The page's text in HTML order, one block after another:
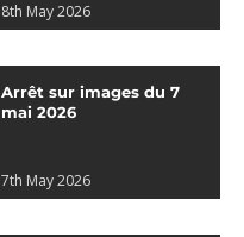
8th May 2026
Arrêt sur images du 7
mai 2026
7th May 2026